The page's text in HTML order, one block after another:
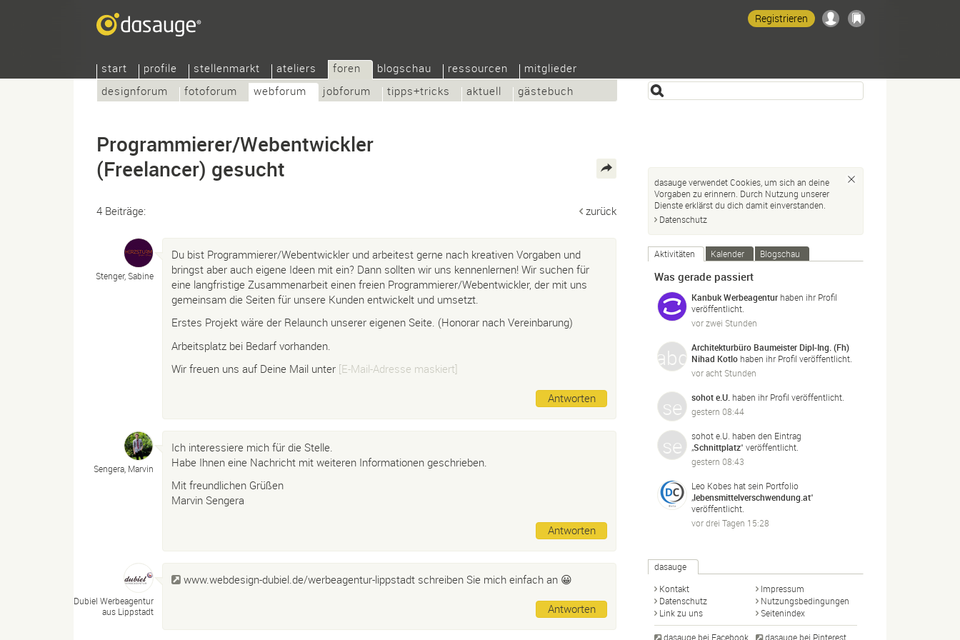
start profile stellenmarkt ateliers
foren
designforum
fotoforum webforum jobforum tipps+tricks aktuell gästebuch
blogschau ressourcen mitglieder
Registrieren
Programmierer/Webentwickler
(Freelancer) gesucht
4 Beiträge: zurück
Stenger, Sabine
Du bist Programmierer/Webentwickler und arbeitest gerne nach kreativen Vorgaben und
bringst aber auch eigene Ideen mit ein? Dann sollten wir uns kennenlernen! Wir suchen für
eine langfristige Zusammenarbeit einen freien Programmierer/Webentwickler, der mit uns
gemeinsam die Seiten für unsere Kunden entwickelt und umsetzt.
Erstes Projekt wäre der Relaunch unserer eigenen Seite. (Honorar nach Vereinbarung)
Arbeitsplatz bei Bedarf vorhanden.
Wir freuen uns auf Deine Mail unter [E-Mail-Adresse maskiert]
Antworten
Sengera, Marvin
Ich interessiere mich für die Stelle.
Habe Ihnen eine Nachricht mit weiteren Informationen geschrieben.
Mit freundlichen Grüßen
Marvin Sengera
Antworten
Dubiel Werbeagentur
aus Lippstadt
www.webdesign-dubiel.de/werbeagentur-lippstadt schreiben Sie mich einfach an 😀
Antworten
dasauge verwendet Cookies, um sich an deine
Vorgaben zu erinnern. Durch Nutzung unserer
Dienste erklärst du dich damit einverstanden.
Datenschutz
Aktivitäten Kalender Blogschau
Was gerade passiert
Kanbuk Werbeagentur haben ihr Profil
veröffentlicht.
vor zwei Stunden
Architekturbüro Baumeister Dipl-Ing. (Fh)
Nihad Kotlo haben ihr Profil veröffentlicht.
vor acht Stunden
sohot e.U. haben ihr Profil veröffentlicht.
gestern 08:44
sohot e.U. haben den Eintrag
„Schnittplatz“ veröffentlicht.
gestern 08:43
Leo Kobes hat sein Portfolio
„lebensmittelverschwendung. at“
veröffentlicht.
vor drei Tagen 15:28
dasauge
Kontakt
Impressum
Datenschutz
Nutzungsbedingungen
Link zu uns
Seitenindex
dasauge bei Facebook dasauge bei Pinterest